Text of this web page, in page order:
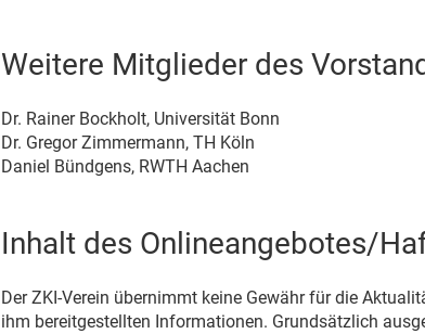
Weitere Mitglieder des
Dr. Rainer Bockholt, Universität Bonn
Dr. Gregor Zimmermann, TH Köln
Daniel Bündgens, RWTH Aachen
Inhalt des Onlineangebotes/
Der ZKI-Verein übernimmt keine Gewähr für die
ihm bereitgestellten Informationen. Grundsätzlich